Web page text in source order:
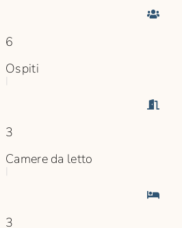
6
Ospiti
3
Camere da letto
3